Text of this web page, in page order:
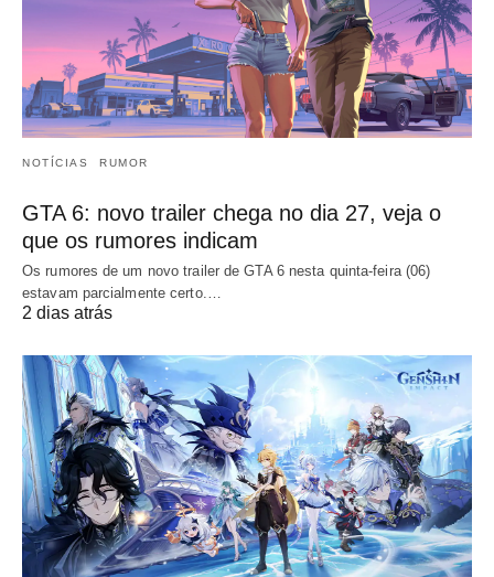
NOTÍCIAS RUMOR
GTA 6: novo trailer chega no dia 27, veja o
que os rumores indicam
Os rumores de um novo trailer de GTA 6 nesta quinta-feira (06)
estavam parcialmente certo.…
2 dias atrás